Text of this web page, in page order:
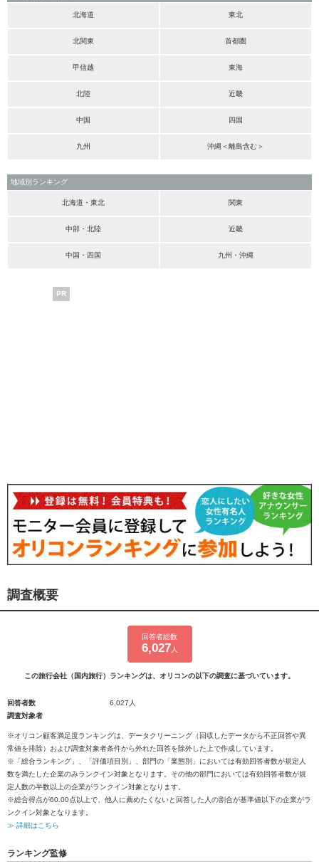
北海道 東北
北関東 首都圏
甲信越 東海
北陸 近畿
中国 四国
九州 沖縄＜離島含む＞
地域別ランキング
北海道・東北 関東
中部・北陸 近畿
中国・四国 九州・沖縄
PR
調査概要
回答者総数
6,027 人
この旅行会社（国内旅行）ランキングは、オリコンの以下の調査に基づいています。
回答者数
6,027人
調査対象者
※オリコン顧客満足度ランキングは、データクリーニング（回収したデータから不正回答や異
常値を排除）および調査対象者条件から外れた回答を除外した上で作成しています。
※「総合ランキング」、「評価項目別」、部門の「業態別」においては有効回答者数が規定人
数を満たした企業のみランクイン対象となります。その他の部門においては有効回答者数が規
定人数の半数以上の企業がランクイン対象となります。
※総合得点が60.00点以上で、他人に薦めたくないと回答した人の割合が基準値以下の企業がラ
ンクイン対象となります。
≫ 詳細はこちら
ランキング監修